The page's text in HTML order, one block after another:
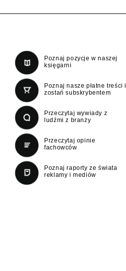
Poznaj pozycje w naszej
księgarni
Poznaj nasze płatne treści i
zostań subskrybentem
Przeczytaj wywiady z
ludźmi z branży
Przeczytaj opinie
fachowców
Poznaj raporty ze świata
reklamy i mediów